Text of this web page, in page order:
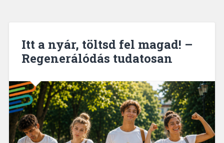
Itt a nyár, töltsd fel magad! –
Regenerálódás tudatosan